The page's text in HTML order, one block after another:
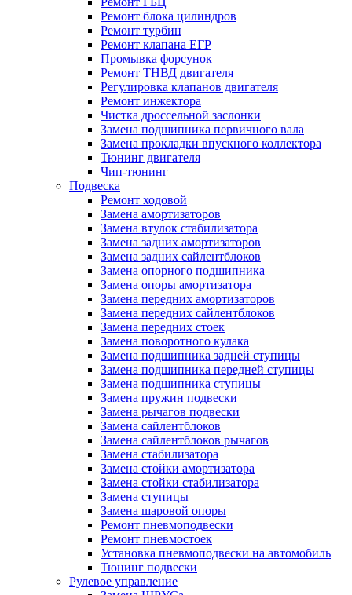
Ремонт блока цилиндров
Ремонт турбин
Ремонт клапана ЕГР
Промывка форсунок
Ремонт ТНВД двигателя
Регулировка клапанов двигателя
Ремонт инжектора
Чистка дроссельной заслонки
Замена подшипника первичного вала
Замена прокладки впускного коллектора
Тюнинг двигателя
Чип-тюнинг
Подвеска
Ремонт ходовой
Замена амортизаторов
Замена втулок стабилизатора
Замена задних амортизаторов
Замена задних сайлентблоков
Замена опорного подшипника
Замена опоры амортизатора
Замена передних амортизаторов
Замена передних сайлентблоков
Замена передних стоек
Замена поворотного кулака
Замена подшипника задней ступицы
Замена подшипника передней ступицы
Замена подшипника ступицы
Замена пружин подвески
Замена рычагов подвески
Замена сайлентблоков
Замена сайлентблоков рычагов
Замена стабилизатора
Замена стойки амортизатора
Замена стойки стабилизатора
Замена ступицы
Замена шаровой опоры
Ремонт пневмоподвески
Ремонт пневмостоек
Установка пневмоподвески на автомобиль
Тюнинг подвески
Рулевое управление